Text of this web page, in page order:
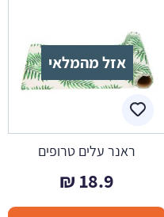
אזל מהמלאי
ראנר עלים טרופים
18.9
₪